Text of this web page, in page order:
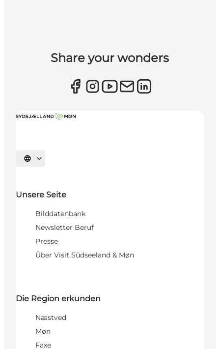
Share your wonders
Sprache auswählen
Unsere Seite
Bilddatenbank
Newsletter Beruf
Presse
Über Visit Südseeland & Møn
Die Region erkunden
Næstved
Møn
Faxe